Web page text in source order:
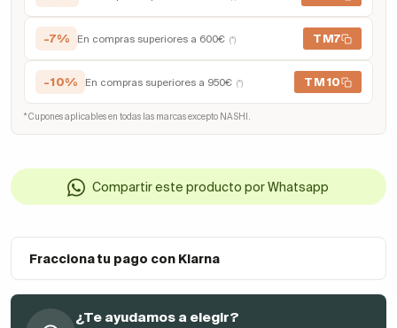
-7% En compras superiores a 600€ (*) TM7
-10% En compras superiores a 950€ (*) TM10
* Cupones aplicables en todas las marcas excepto NASHI.
Compartir este producto por Whatsapp
Fracciona tu pago con Klarna
¿Te ayudamos a elegir?